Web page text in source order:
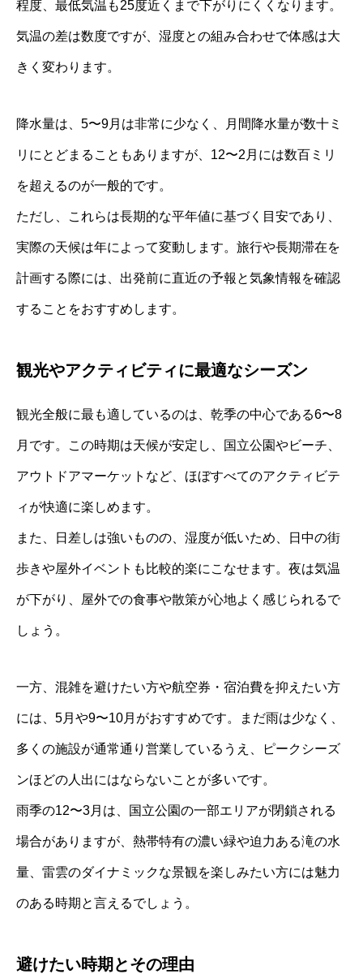
程度、最低気温も25度近くまで下がりにくくなります。
気温の差は数度ですが、湿度との組み合わせで体感は大
きく変わります。
降水量は、5〜9月は非常に少なく、月間降水量が数十ミ
リにとどまることもありますが、12〜2月には数百ミリ
を超えるのが一般的です。
ただし、これらは長期的な平年値に基づく目安であり、
実際の天候は年によって変動します。旅行や長期滞在を
計画する際には、出発前に直近の予報と気象情報を確認
することをおすすめします。
観光やアクティビティに最適なシーズン
観光全般に最も適しているのは、乾季の中心である6〜8
月です。この時期は天候が安定し、国立公園やビーチ、
アウトドアマーケットなど、ほぼすべてのアクティビテ
ィが快適に楽しめます。
また、日差しは強いものの、湿度が低いため、日中の街
歩きや屋外イベントも比較的楽にこなせます。夜は気温
が下がり、屋外での食事や散策が心地よく感じられるで
しょう。
一方、混雑を避けたい方や航空券・宿泊費を抑えたい方
には、5月や9〜10月がおすすめです。まだ雨は少なく、
多くの施設が通常通り営業しているうえ、ピークシーズ
ンほどの人出にはならないことが多いです。
雨季の12〜3月は、国立公園の一部エリアが閉鎖される
場合がありますが、熱帯特有の濃い緑や迫力ある滝の水
量、雷雲のダイナミックな景観を楽しみたい方には魅力
のある時期と言えるでしょう。
避けたい時期とその理由